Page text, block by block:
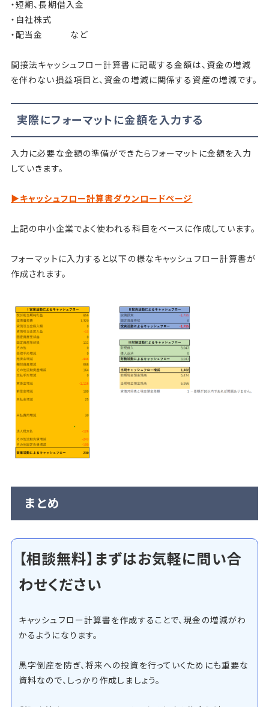
・短期、長期借入金
・自社株式
・配当金 など
間接法キャッシュフロー計算書に記載する金額は、資金の増減
を伴わない損益項目と、資金の増減に関係する資産の増減です。
実際にフォーマットに金額を入力する
入力に必要な金額の準備ができたらフォーマットに金額を入力
していきます。
▶︎キャッシュフロー計算書ダウンロードページ
上記の中小企業でよく使われる科目をベースに作成しています。
フォーマットに入力すると以下の様なキャッシュフロー計算書が
作成されます。
まとめ
【相談無料】まずはお気軽に問い合
わせください
キャッシュフロー計算書を作成することで、現金の増減がわ
かるようになります。
黒字倒産を防ぎ、将来への投資を行っていくためにも重要な
資料なので、しっかり作成しましょう。